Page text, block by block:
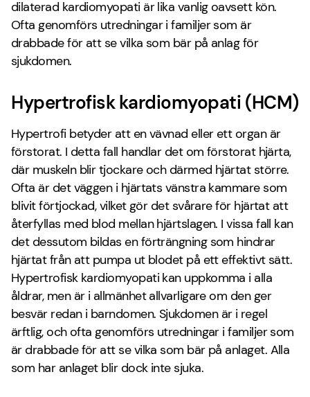
dilaterad kardiomyopati är lika vanlig oavsett kön.
Ofta genomförs utredningar i familjer som är
drabbade för att se vilka som bär på anlag för
sjukdomen.
Hypertrofisk kardiomyopati (HCM)
Hypertrofi betyder att en vävnad eller ett organ är
förstorat. I detta fall handlar det om förstorat hjärta,
där muskeln blir tjockare och därmed hjärtat större.
Ofta är det väggen i hjärtats vänstra kammare som
blivit förtjockad, vilket gör det svårare för hjärtat att
återfyllas med blod mellan hjärtslagen. I vissa fall kan
det dessutom bildas en förträngning som hindrar
hjärtat från att pumpa ut blodet på ett effektivt sätt.
Hypertrofisk kardiomyopati kan uppkomma i alla
åldrar, men är i allmänhet allvarligare om den ger
besvär redan i barndomen. Sjukdomen är i regel
ärftlig, och ofta genomförs utredningar i familjer som
är drabbade för att se vilka som bär på anlaget. Alla
som har anlaget blir dock inte sjuka.